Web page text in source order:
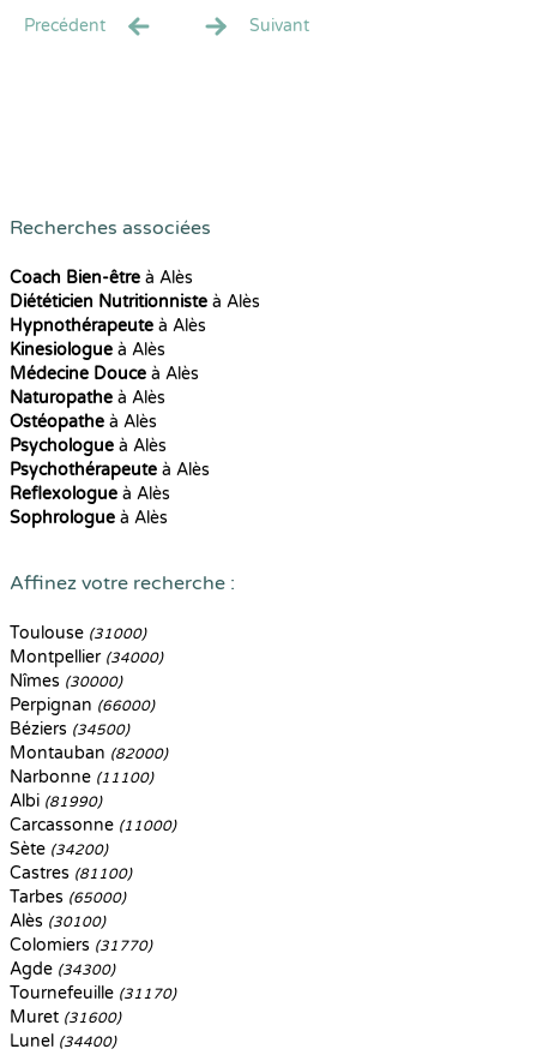
Precédent Suivant
Recherches associées
Coach Bien-être à Alès
Diététicien Nutritionniste à Alès
Hypnothérapeute à Alès
Kinesiologue à Alès
Médecine Douce à Alès
Naturopathe à Alès
Ostéopathe à Alès
Psychologue à Alès
Psychothérapeute à Alès
Reflexologue à Alès
Sophrologue à Alès
Affinez votre recherche :
Toulouse (31000)
Montpellier (34000)
Nîmes (30000)
Perpignan (66000)
Béziers (34500)
Montauban (82000)
Narbonne (11100)
Albi (81990)
Carcassonne (11000)
Sète (34200)
Castres (81100)
Tarbes (65000)
Alès (30100)
Colomiers (31770)
Agde (34300)
Tournefeuille (31170)
Muret (31600)
Lunel (34400)